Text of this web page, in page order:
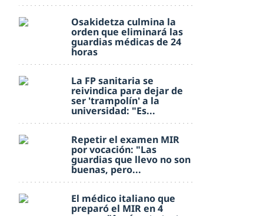
Osakidetza culmina la
orden que eliminará las
guardias médicas de 24
horas
La FP sanitaria se
reivindica para dejar de
ser 'trampolín' a la
universidad: "Es...
Repetir el examen MIR
por vocación: "Las
guardias que llevo no son
buenas, pero...
El médico italiano que
preparó el MIR en 4